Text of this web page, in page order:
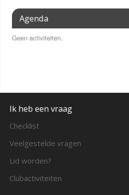
Agenda
Geen activiteiten.
Ik heb een vraag
Checklist
Veelgestelde vragen
Lid worden?
Clubactiviteiten